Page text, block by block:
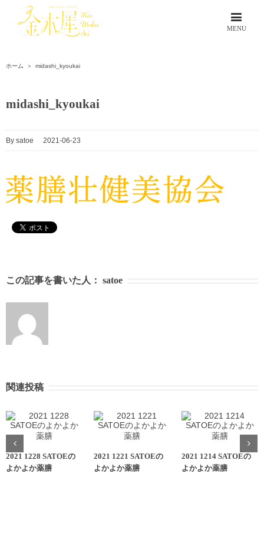
ホーム ＞ midashi_kyoukai
midashi_kyoukai
By satoe 2021-06-23
この記事を書いた人： satoe
関連投稿
2021 1228 SATOEの
よかよか薬膳
2021 1221 SATOEの
よかよか薬膳
2021 1214 SATOEの
よかよか薬膳